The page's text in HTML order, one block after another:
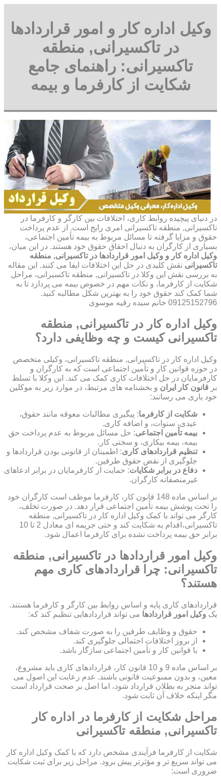
وکیل اداره کار و امور قراردادها
در تاکسیرانی, منطقه
تاکسیرانی: راهنمای جامع
شکایت از کارفرما و بیمه
در دنیای پیچیده روابط کاری، اختلافات بین کارگر و کارفرما در
تاکسیرانی, منطقه تاکسیرانی امری رایج است. از عدم پرداخت
حقوق و مزایا گرفته تا مسائل مربوط به بیمه تأمین اجتماعی،
بسیاری از کارگران به دنبال احقاق حقوق خود هستند. در این میان،
وکیل اداره کار و وکیل امور قراردادها در تاکسیرانی, منطقه
تاکسیرانی نقش کلیدی در حل این اختلافات ایفا می کنند. این مقاله
به بررسی نقش این وکلا در تاکسیرانی, منطقه تاکسیرانی، مراحل
شکایت از کارفرما، و نکات مهم در خصوص بیمه می پردازد تا به
شما کمک کند حقوق خود را به بهترین شکل مطالبه کنید.
09125152796 خانم سیده رقیه موسوی
وکیل اداره کار در تاکسیرانی, منطقه
تاکسیرانی کیست و چه وظایفی دارد؟
وکیل اداره کار در تاکسیرانی, منطقه تاکسیرانی، وکیلی متخصص
در حوزه قوانین کار و تأمین اجتماعی است که به کارگران و
کارفرمایان در حل اختلافات کاری کمک می کند. این وکلا با تسلط
بر قانون کار ایران و بخشنامه های مرتبط، در موارد زیر به موکلین
خود یاری می رسانند:
شکایت از کارفرما: پیگیری مطالبات معوقه مانند حقوق،
عیدی، سنوات، و اضافه کاری.
بیمه تأمین اجتماعی: حل مسائل مربوط به عدم پرداخت حق
بیمه، بیمه بیکاری، و سختی کار.
تنظیم قراردادهای کاری: اطمینان از قانونی بودن قراردادها و
جلوگیری از نقض حقوق طرفین.
دفاع در برابر شکایات: حمایت از کارفرمایان در برابر ادعاهای
غیرمنصفانه کارگران.
بر اساس ماده 148 قانون کار، کارفرما موظف است کارگران خود
را تحت پوشش بیمه تأمین اجتماعی قرار دهد. در صورت تخلف،
کارگر می تواند با کمک وکیل اداره کار در تاکسیرانی, منطقه
تاکسیرانی،اقدام به شکایت کند و حتی جریمه ای معادل 2 تا 10
برابر حق بیمه پرداخت نشده برای کارفرما اعمال شود.
وکیل امور قراردادها در تاکسیرانی, منطقه
تاکسیرانی: چرا قراردادهای کاری مهم
هستند؟
قراردادهای کاری پایه و اساس روابط بین کارگر و کارفرما هستند.
یک وکیل امور قراردادها می تواند قراردادهایی تنظیم کند که:
حقوق و وظایف طرفین را به صورت شفاف مشخص کند.
از بروز اختلافات احتمالی جلوگیری کند.
با قوانین کار و تأمین اجتماعی سازگار باشد.
بر اساس ماده 9 و 10 قانون کار، قراردادهای کاری باید مشروع،
معین، و بدون ممنوعیت قانونی باشند. عدم رعایت این اصول می
تواند منجر به بطلان قرارداد شود، اما اصل بر صحت قرارداد است
مگر اینکه خلاف آن ثابت شود.
مراحل شکایت از کارفرما در اداره کار
تاکسیرانی, منطقه تاکسیرانی
شکایت از کارفرما فرآیندی مشخص دارد که با کمک وکیل اداره کار
می تواند سریع تر و مؤثرتر پیش برود. مراحل زیر برای ثبت شکایت
ضروری است: